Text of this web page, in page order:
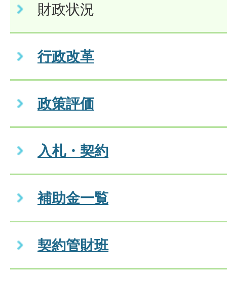
財政状況
行政改革
政策評価
入札・契約
補助金一覧
契約管財班